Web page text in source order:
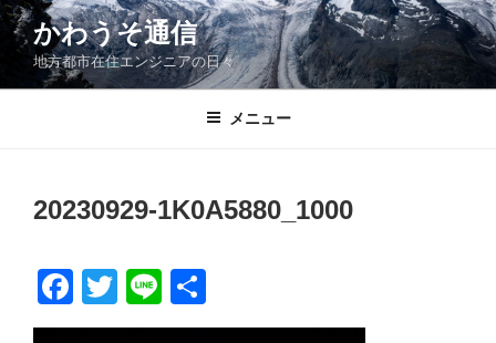
コ
ン
ン
かわうそ通信
地方都市在住エンジニアの日々
メニュー
20230929-1K0A5880_1000
F
a
T
wi
Li
n
有